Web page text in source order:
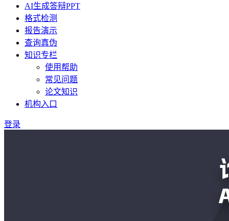
AI生成答辩PPT
格式检测
报告演示
查询真伪
知识专栏
使用帮助
常见问题
论文知识
机构入口
登录